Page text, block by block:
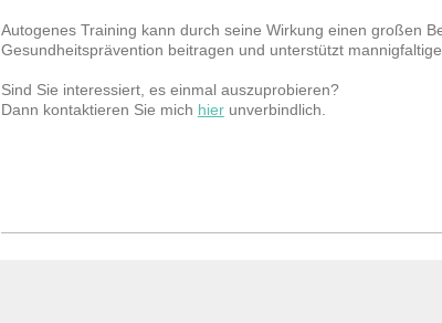
Autogenes Training kann durch seine Wirkung einen großen
Gesundheitsprävention beitragen und unterstützt
Sind Sie interessiert, es einmal auszuprobieren?
Dann kontaktieren Sie mich hierunverbindlich.